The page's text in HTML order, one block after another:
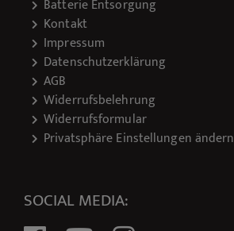
SOCIAL MEDIA:
Batterie Entsorgung
Kontakt
Impressum
Datenschutzerklärung
AGB
Widerrufsbelehrung
Widerrufsformular
Privatsphäre Einstellungen ändern